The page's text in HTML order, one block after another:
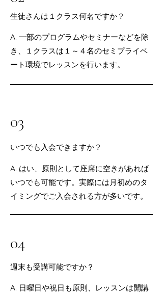
生徒さんは１クラス何名ですか？
A. 一部のプログラムやセミナーなどを除
き、１クラスは１～４名のセミプライベ
ート環境でレッスンを行います。
03
いつでも入会できますか？
A. はい、原則として座席に空きがあれば
いつでも可能です。実際には月初めのタ
イミングでご入会される方が多いです。
04
週末も受講可能ですか？
A. 日曜日や祝日も原則、レッスンは開講